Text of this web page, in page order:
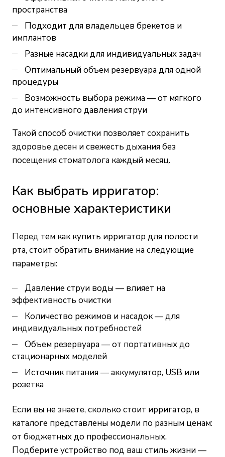
пространства
Подходит для владельцев брекетов и
имплантов
Разные насадки для индивидуальных задач
Оптимальный объем резервуара для одной
процедуры
Возможность выбора режима — от мягкого
до интенсивного давления струи
Такой способ очистки позволяет сохранить
здоровье десен и свежесть дыхания без
посещения стоматолога каждый месяц.
Как выбрать ирригатор:
основные характеристики
Перед тем как купить ирригатор для полости
рта, стоит обратить внимание на следующие
параметры:
Давление струи воды — влияет на
эффективность очистки
Количество режимов и насадок — для
индивидуальных потребностей
Объем резервуара — от портативных до
стационарных моделей
Источник питания — аккумулятор, USB или
розетка
Если вы не знаете, сколько стоит ирригатор, в
каталоге представлены модели по разным ценам:
от бюджетных до профессиональных.
Подберите устройство под ваш стиль жизни —